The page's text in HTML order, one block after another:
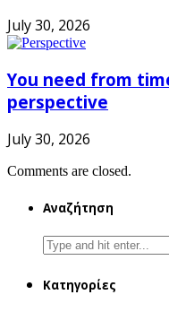
July 30, 2026
You need from
perspective
July 30, 2026
Comments are closed.
Αναζήτηση
Search
for:
Κατηγορίες